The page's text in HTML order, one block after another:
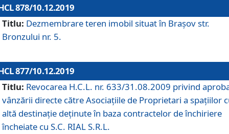
878/10.12.2019
Titlu: Dezmembrare teren imobil situat în Brașov str.
Bronzului nr. 5.
877/10.12.2019
Titlu: Revocarea H.C.L. nr. 633/31.08.2009 privind
vânzării directe către Asociațiile de Proprietari a spațiilor
altă destinație deținute în baza contractelor de închiriere
încheiate cu S.C. RIAL S.R.L.